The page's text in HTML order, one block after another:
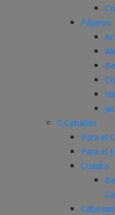
Pájaros
Caballos
Para el
Para el
Cuadra